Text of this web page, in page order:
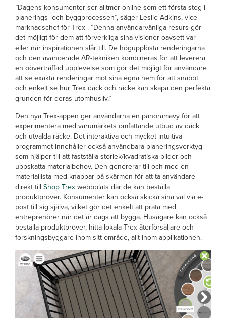
”Dagens konsumenter ser alltmer online som ett första steg i
planerings- och byggprocessen”, säger Leslie Adkins, vice
marknadschef för Trex . ”Denna användarvänliga resurs gör
det möjligt för dem att förverkliga sina visioner oavsett var
eller när inspirationen slår till. De högupplösta renderingarna
och den avancerade AR-tekniken kombineras för att leverera
en oöverträffad upplevelse som gör det möjligt för användare
att se exakta renderingar mot sina egna hem för att snabbt
och enkelt se hur Trex däck och räcke kan skapa den perfekta
grunden för deras utomhusliv.”
Den nya Trex-appen ger användarna en panoramavy för att
experimentera med varumärkets omfattande utbud av däck
och utvalda räcke. Det interaktiva och mycket intuitiva
programmet innehåller också användbara planeringsverktyg
som hjälper till att fastställa storlek/kvadratiska bilder och
uppskatta materialbehov. Den genererar till och med en
materiallista med knappar på skärmen för att ta användare
direkt till Shop Trex webbplats där de kan beställa
produktprover. Konsumenter kan också skicka sina val via e-
post till sig själva, vilket gör det enkelt att prata med
entreprenörer när det är dags att bygga. Husägare kan också
beställa produktprover, hitta lokala Trex-återförsäljare och
forskningsbyggare inom sitt område, allt inom applikationen.